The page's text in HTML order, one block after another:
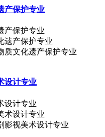
产保护专业
产保护专业
质文化遗产保护专业
设计专业
设计专业
影视美术设计专业